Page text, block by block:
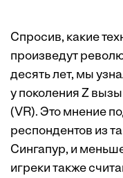
Спросив, какие
произведут
десять лет, мы
у поколения Z
(VR). Это мнение
респондентов из
Сингапур, и
игреки также